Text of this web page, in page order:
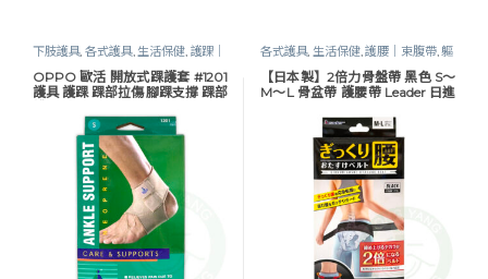
下肢護具,各式護具,生活保健, 護踝｜
垂足板
OPPO 歐活 開放式踝護套 #1201
護具 護踝 踝部拉傷 腳踝支撐 踝部
各式護具,生活保健,護腰｜束腹帶,軀
幹護具, 骨盆帶｜髖關節｜疝氣帶
【日本製】2倍力骨盤帶 黑色 S〜
M〜L 骨盆帶 護腰帶 Leader 日進